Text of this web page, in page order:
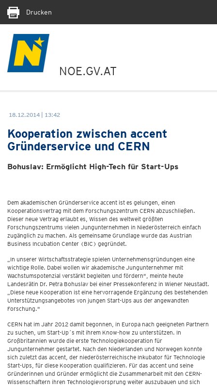
Drucken
NOE.GV.AT
18.12.2014 | 13:42
Kooperation zwischen accent
Gründerservice und CERN
Bohuslav: Ermöglicht High-Tech für Start-Ups
Dem akademischen Gründerservice accent ist es gelungen, einen
Kooperationsvertrag mit dem Forschungszentrum CERN abzuschließen.
Dieser neue Vertrag erlaubt es, Wissen des weltweit größten
Forschungszentrums vielen Jungunternehmen in Niederösterreich einfach
zugänglich zu machen. Als gemeinsame Grundlage wurde das Austrian
Business Incubation Center (BIC) gegründet.
„In unserer Wirtschaftsstrategie spielen Unternehmensgründungen eine
wichtige Rolle. Dabei wollen wir akademische Jungunternehmer mit
Wachstumspotenzial verstärkt begleiten und fördern", meinte heute
Landesrätin Dr. Petra Bohuslav bei einer Pressekonferenz in Wiener Neustadt.
„Diese neue Kooperation ist eine hervorragende Ergänzung des bestehenden
Unterstützungsangebotes von jungen Start-Ups aus der angewandten
Forschung."
CERN hat im Jahr 2012 damit begonnen, in Europa nach geeigneten Partnern
zu suchen, um Start-Up´s mit ihrem Know-how zu unterstützen. In
Großbritannien wurde die erste Technologiekooperation für
Jungunternehmer gestartet. Nach den Niederlanden und Norwegen konnte
sich zuletzt das accent, der niederösterreichische Inkubator für Technologie
Start-Ups, für diese Kooperation qualifizieren. Für das accent und seine
Gründerinnen und Gründer ermöglicht die Zusammenarbeit mit den CERN-
Wissenschaftern ihren Technologievorsprung weiter auszubauen und sich